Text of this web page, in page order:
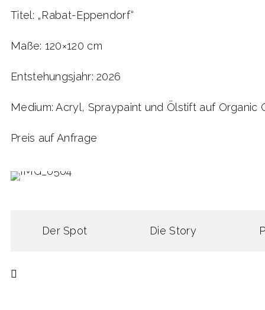
Titel: „Rabat-Eppendorf“
Maße: 120×120 cm
Entstehungsjahr: 2026
Medium: Acryl, Spraypaint und Ölstift auf Organic
Preis auf Anfrage
Der Spot Die Story